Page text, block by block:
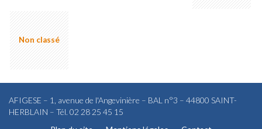
Non classé
AFIGESE – 1, avenue de l'Angevinière – BAL n°3 – 44800 SAINT-
HERBLAIN – Tél. 02 28 25 45 15